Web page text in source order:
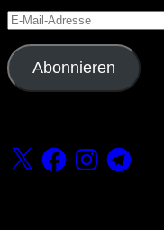
E-
Mail-
Adresse
Abonnieren
X FacebookInstagramTelegram